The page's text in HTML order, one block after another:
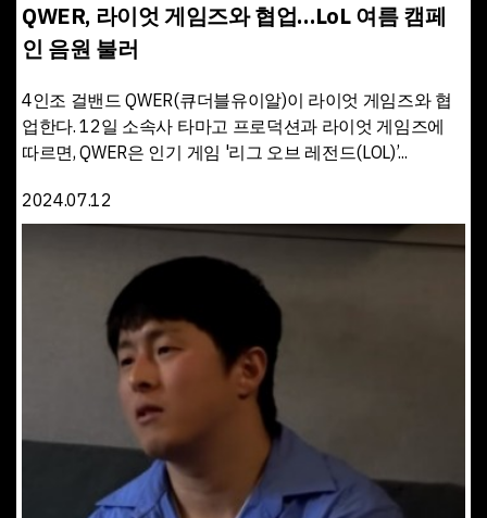
QWER, 라이엇 게임즈와 협업…LoL 여름 캠페
인 음원 불러
4인조 걸밴드 QWER(큐더블유이알)이 라이엇 게임즈와 협
업한다. 12일 소속사 타마고 프로덕션과 라이엇 게임즈에
따르면, QWER은 인기 게임 '리그 오브 레전드(LOL)’...
2024.07.12